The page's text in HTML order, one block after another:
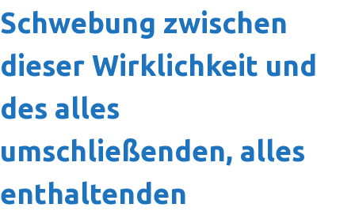
Schwebung zwischen
dieser Wirklichkeit und
des alles
umschließenden, alles
enthaltenden